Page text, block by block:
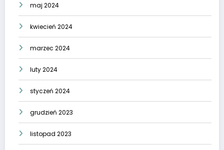
maj 2024
kwiecień 2024
marzec 2024
luty 2024
styczeń 2024
grudzień 2023
listopad 2023